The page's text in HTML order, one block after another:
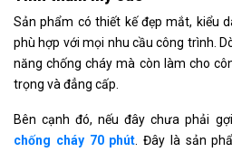
Sản phẩm có thiết kế đẹp mắt, kiểu
phù hợp với mọi nhu cầu công trình.
năng chống cháy mà còn làm cho
trọng và đẳng cấp.
Bên cạnh đó, nếu đây chưa phải
chống cháy 70 phút. Đây là sản